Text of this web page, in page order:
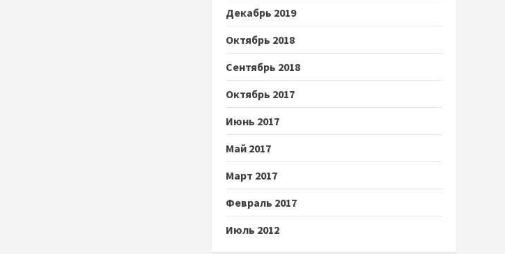
Декабрь 2019
Октябрь 2018
Сентябрь 2018
Октябрь 2017
Июнь 2017
Май 2017
Март 2017
Февраль 2017
Июль 2012